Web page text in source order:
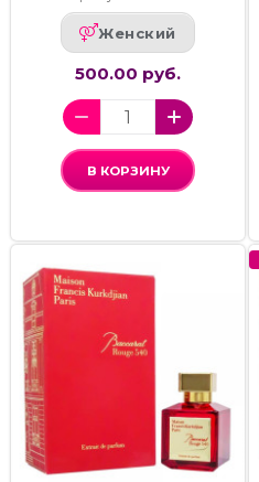
Женский
500.00 руб.
В КОРЗИНУ